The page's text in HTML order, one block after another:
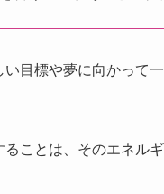
目標や夢に向かって
ことは、そのエネル